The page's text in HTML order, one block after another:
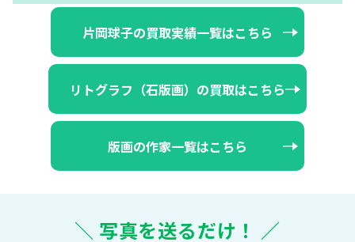
片岡球子の買取実績一覧はこちら
リトグラフ（石版画）の買取はこちら
版画の作家一覧はこちら
＼ 写真を送るだけ！ ／